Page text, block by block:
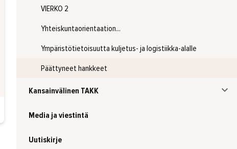
VIERKO 2
Yhteiskuntaorientaation...
Ympäristötietoisuutta kuljetus- ja logistiikka-alalle
Päättyneet hankkeet
Kansainvälinen TAKK
Media ja viestintä
Uutiskirje